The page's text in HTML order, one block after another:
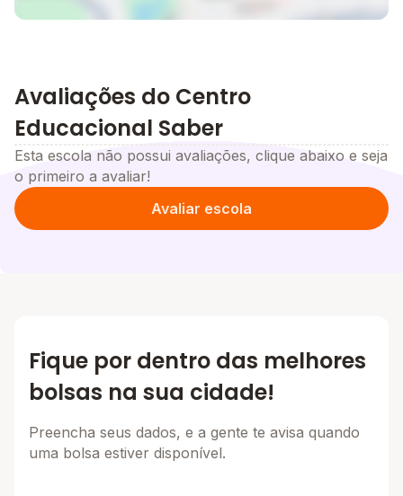
Avaliações do Centro
Educacional Saber
Esta escola não possui avaliações, clique abaixo e seja
o primeiro a avaliar!
Avaliar escola
Fique por dentro das melhores
bolsas na sua cidade!
Preencha seus dados, e a gente te avisa quando
uma bolsa estiver disponível.